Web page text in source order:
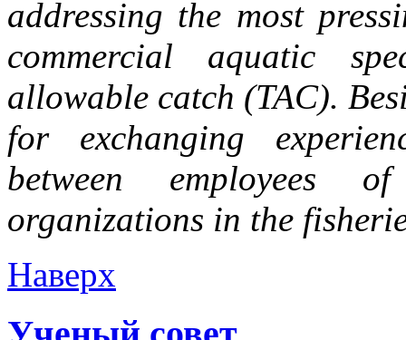
addressing the most
commercial aquatic
allowable catch (TAC).
for exchanging
between employees
organizations in the
Наверх